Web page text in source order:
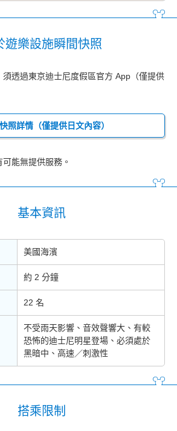
遊樂設施瞬間快照
透過東京迪士尼度假區官方 App（僅提供
照詳情（僅提供日文內容）
能無提供服務。
基本資訊
美國海濱
約 2 分鐘
22 名
不受雨天影響、音效聲響大、有較
恐怖的迪士尼明星登場、必須處於
黑暗中、高速／刺激性
搭乘限制